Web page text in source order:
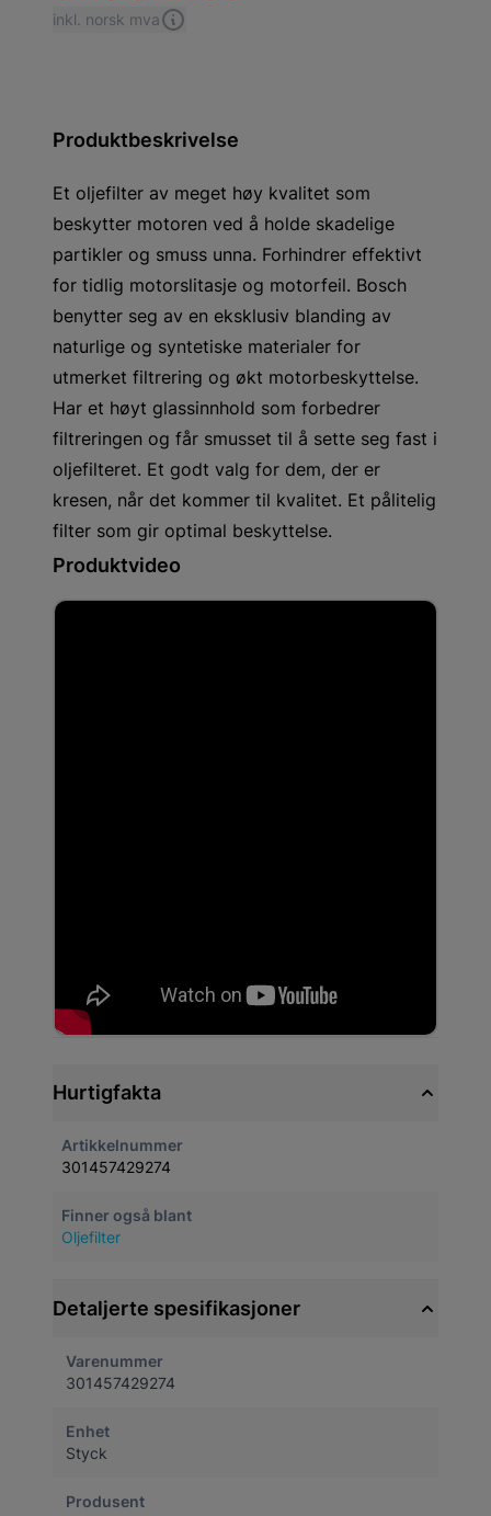
inkl. norsk mva
Produktbeskrivelse
Et oljefilter av meget høy kvalitet som
beskytter motoren ved å holde skadelige
partikler og smuss unna. Forhindrer effektivt
for tidlig motorslitasje og motorfeil. Bosch
benytter seg av en eksklusiv blanding av
naturlige og syntetiske materialer for
utmerket filtrering og økt motorbeskyttelse.
Har et høyt glassinnhold som forbedrer
filtreringen og får smusset til å sette seg fast i
oljefilteret. Et godt valg for dem, der er
kresen, når det kommer til kvalitet. Et pålitelig
filter som gir optimal beskyttelse.
Produktvideo
Hurtigfakta
Artikkelnummer
301457429274
Finner også blant
Oljefilter
Detaljerte spesifikasjoner
Varenummer
301457429274
Enhet
Styck
Produsent